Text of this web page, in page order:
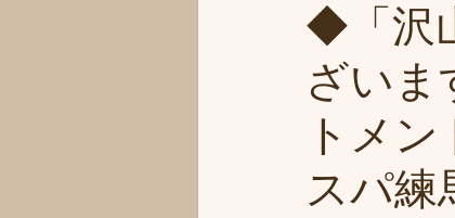
◆「沢
ざいま
トメ
スパ練